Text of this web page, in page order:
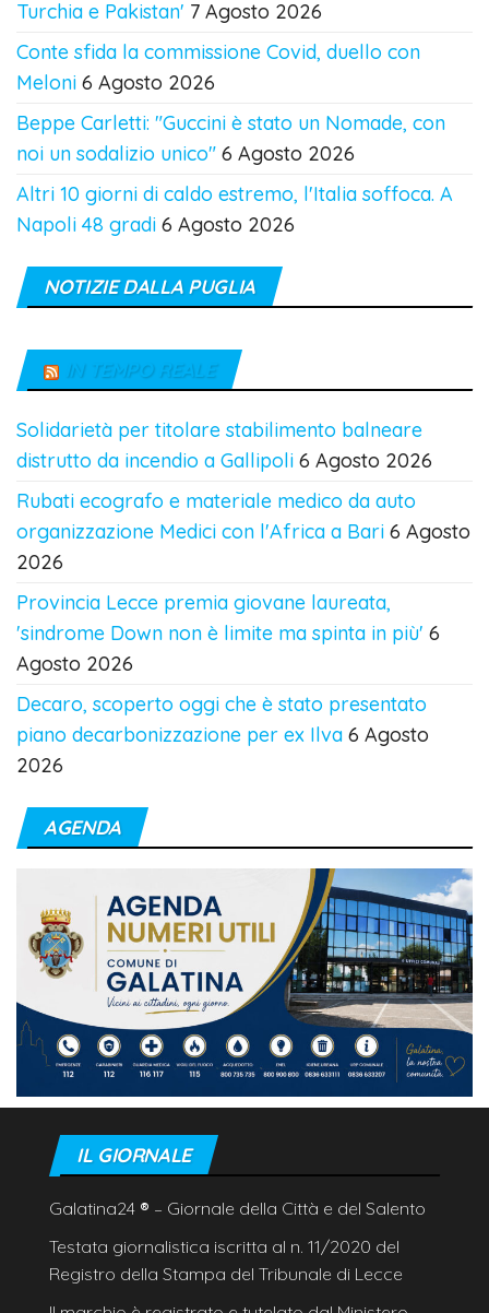
Turchia e Pakistan' 7 Agosto 2026
Conte sfida la commissione Covid, duello con
Meloni 6 Agosto 2026
Beppe Carletti: "Guccini è stato un Nomade, con
noi un sodalizio unico" 6 Agosto 2026
Altri 10 giorni di caldo estremo, l'Italia soffoca. A
Napoli 48 gradi 6 Agosto 2026
NOTIZIE DALLA PUGLIA
IN TEMPO REALE
Solidarietà per titolare stabilimento balneare
distrutto da incendio a Gallipoli 6 Agosto 2026
Rubati ecografo e materiale medico da auto
organizzazione Medici con l'Africa a Bari 6 Agosto
2026
Provincia Lecce premia giovane laureata,
'sindrome Down non è limite ma spinta in più' 6
Agosto 2026
Decaro, scoperto oggi che è stato presentato
piano decarbonizzazione per ex Ilva 6 Agosto
2026
AGENDA
IL GIORNALE
Galatina24 ® – Giornale della Città e del Salento
Testata giornalistica iscritta al n. 11/2020 del
Registro della Stampa del Tribunale di Lecce